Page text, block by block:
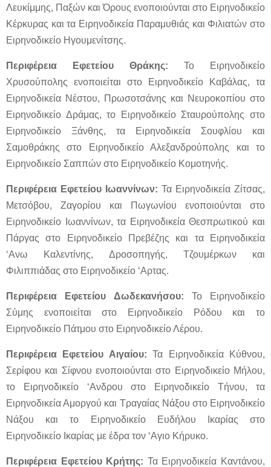
Λευκίμμης, Παξών και Όρους ενοποιούνται στο Ειρηνοδικείο
Κέρκυρας και τα Ειρηνοδικεία Παραμυθιάς και Φιλιατών στο
Ειρηνοδικείο Ηγουμενίτσης.
Περιφέρεια Εφετείου Θράκης: Το Ειρηνοδικείο
Χρυσούπολης ενοποιείται στο Ειρηνοδικείο Καβάλας, τα
Ειρηνοδικεία Νέστου, Πρωσοτσάνης και Νευροκοπίου στο
Ειρηνοδικείο Δράμας, το Ειρηνοδικείο Σταυρούπολης στο
Ειρηνοδικείο Ξάνθης, τα Ειρηνοδικεία Σουφλίου και
Σαμοθράκης στο Ειρηνοδικείο Αλεξανδρούπολης και το
Ειρηνοδικείο Σαππών στο Ειρηνοδικείο Κομοτηνής.
Περιφέρεια Εφετείου Ιωαννίνων: Τα Ειρηνοδικεία Ζίτσας,
Μετσόβου, Ζαγορίου και Πωγωνίου ενοποιούνται στο
Ειρηνοδικείο Ιωαννίνων, τα Ειρηνοδικεία Θεσπρωτικού και
Πάργας στο Ειρηνοδικείο Πρεβέζης και τα Ειρηνοδικεία
‘Ανω Καλεντίνης, Δροσοπηγής, Τζουμέρκων και
Φιλιππιάδας στο Ειρηνοδικείο ‘Αρτας.
Περιφέρεια Εφετείου Δωδεκανήσου: Το Ειρηνοδικείο
Σύμης ενοποιείται στο Ειρηνοδικείο Ρόδου και το
Ειρηνοδικείο Πάτμου στο Ειρηνοδικείο Λέρου.
Περιφέρεια Εφετείου Αιγαίου: Τα Ειρηνοδικεία Κύθνου,
Σερίφου και Σίφνου ενοποιούνται στο Ειρηνοδικείο Μήλου,
το Ειρηνοδικείο ‘Ανδρου στο Ειρηνοδικείο Τήνου, τα
Ειρηνοδικεία Αμοργού και Τραγαίας Νάξου στο Ειρηνοδικείο
Νάξου και το Ειρηνοδικείο Ευδήλου Ικαρίας στο
Ειρηνοδικείο Ικαρίας με έδρα τον ‘Αγιο Κήρυκο.
Περιφέρεια Εφετείου Κρήτης: Τα Ειρηνοδικεία Καντάνου,